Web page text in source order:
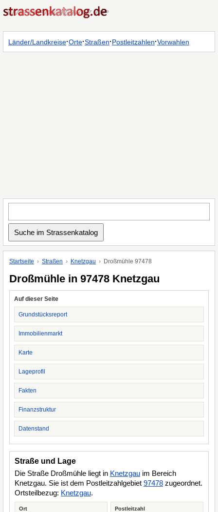
Länder/Landkreise·Orte·Straßen·Postleitzahlen·Vorwahlen
Startseite Straßen Knetzgau Droßmühle 97478
Droßmühle in 97478 Knetzgau
Auf dieser Seite
Grundstücksreport
Immobilienmarkt
Karte
Lageprofil
Fakten
Finanzstruktur
Datenstand
Straße und Lage
Die Straße Droßmühle liegt in Knetzgau im Bereich
Knetzgau. Sie ist dem Postleitzahlgebiet 97478 zugeordnet.
Ortsteilbezug: Knetzgau.
Ort Postleitzahl